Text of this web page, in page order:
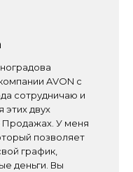
AVON с
сотрудничаю и
этих двух
Продажах. У меня
позволяет
график,
деньги. Вы